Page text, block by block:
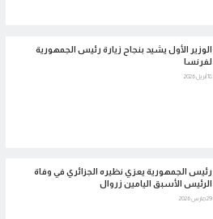
الوزير الأول يشيد بنجاح زيارة رئيس الجمهورية
لفرنسا
18 أبريل 2026
رئيس الجمهورية يعزي نظيره الجزائري في وفاة
الرئيس الأسبق اليامين زروال
29 مارس 2026